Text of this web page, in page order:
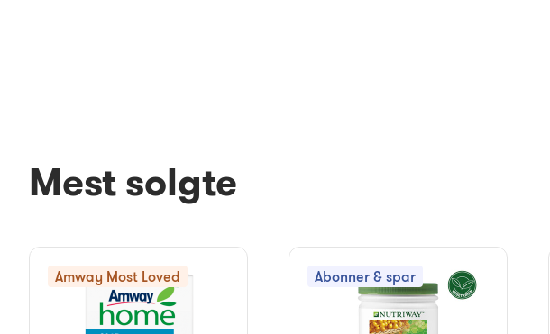
Mest solgte
Amway Most Loved Abonner & spar